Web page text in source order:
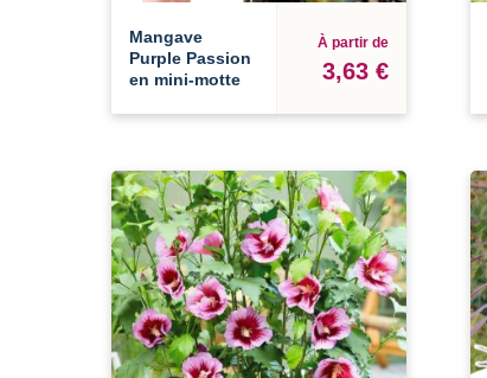
Mangave
Purple Passion
en mini-motte
À partir de
3,63 €